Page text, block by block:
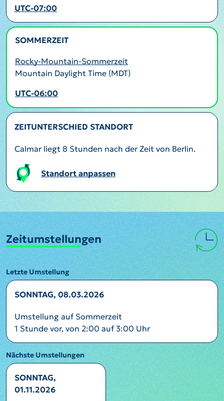
UTC-07:00
SOMMERZEIT
Rocky-Mountain-Sommerzeit
Mountain Daylight Time (MDT)
UTC-06:00
ZEITUNTERSCHIED STANDORT
Calmar liegt 8 Stunden nach der Zeit von Berlin.
Standort anpassen
Zeitumstellungen
Letzte Umstellung
SONNTAG, 08.03.2026
Umstellung auf Sommerzeit
1 Stunde vor, von 2:00 auf 3:00 Uhr
Nächste Umstellungen
SONNTAG,
01.11.2026